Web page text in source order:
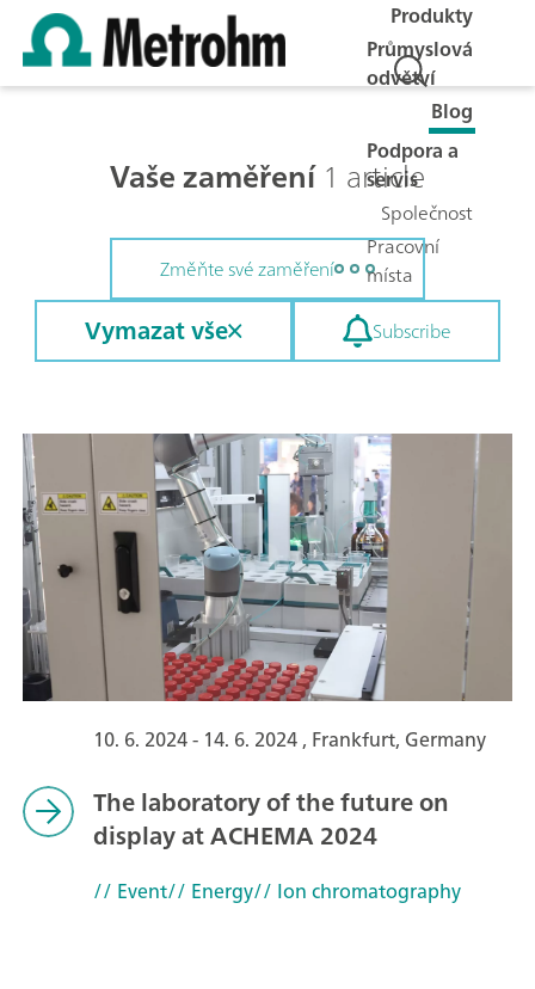
Produkty
Průmyslová
odvětví
Blog
Podpora a
servis
Společnost
Pracovní
místa
Vaše zaměření1 article
Změňte své zaměření
Vymazat vše Subscribe
10. 6. 2024 - 14. 6. 2024 , Frankfurt, Germany
The laboratory of the future on
display at ACHEMA 2024
// Event// Energy// Ion chromatography